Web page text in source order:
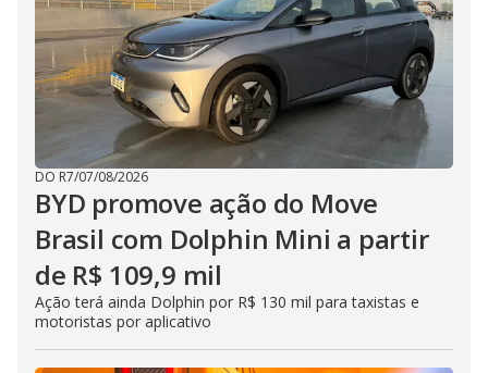
DO R7/07/08/2026
BYD promove ação do Move
Brasil com Dolphin Mini a partir
de R$ 109,9 mil
Ação terá ainda Dolphin por R$ 130 mil para taxistas e
motoristas por aplicativo